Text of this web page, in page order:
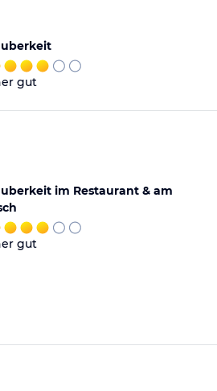
gut
im Restaurant & am
gut